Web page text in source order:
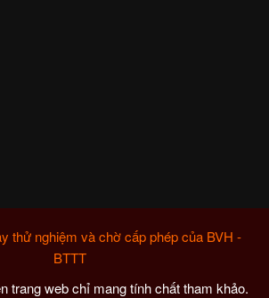
thử nghiệm và chờ cấp phép của BVH -
BTTT
trang web chỉ mang tính chất tham khảo.